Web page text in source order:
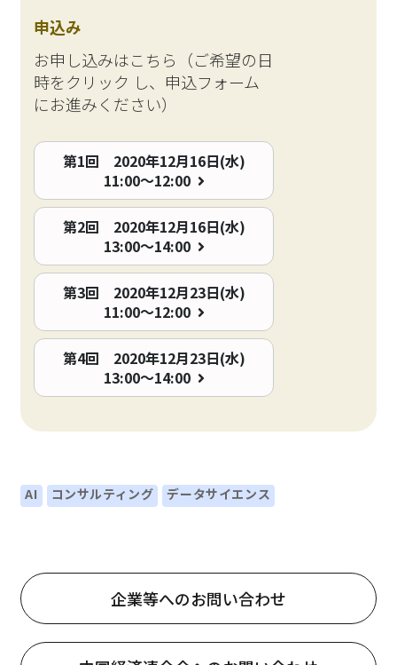
申込み
お申し込みはこちら（ご希望の日
時をクリック し、申込フォーム
にお進みください）
第1回 2020年12月16日(水)
11:00～12:00
第2回 2020年12月16日(水)
13:00～14:00
第3回 2020年12月23日(水)
11:00～12:00
第4回 2020年12月23日(水)
13:00～14:00
AI コンサルティング データサイエンス
企業等へのお問い合わせ